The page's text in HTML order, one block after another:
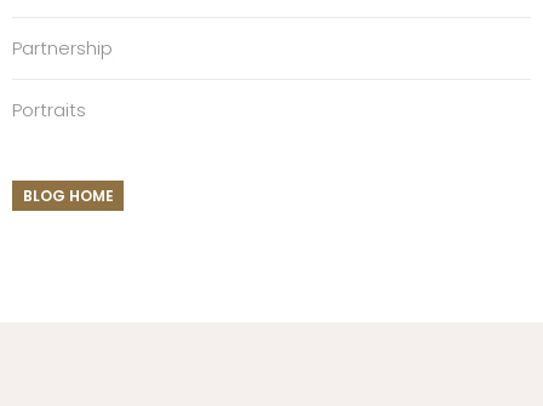
Partnership
Portraits
BLOG HOME